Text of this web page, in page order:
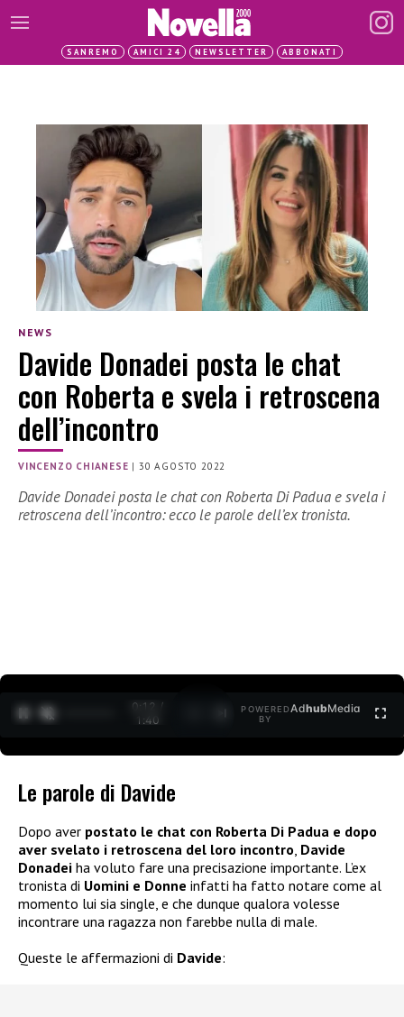
SANREMO AMICI 24 NEWSLETTER ABBONATI
NEWS
Davide Donadei posta le chat
con Roberta e svela i retroscena
dell’incontro
VINCENZO CHIANESE |30 AGOSTO 2022
Davide Donadei posta le chat con Roberta Di Padua e svela i
retroscena dell’incontro: ecco le parole dell’ex tronista.
0:12 /
1:40
POWERED
BY
AdhubMedia
Le parole di Davide
Dopo aver postato le chat con Roberta Di Padua e dopo
aver svelato i retroscena del loro incontro, Davide
Donadei ha voluto fare una precisazione importante. L’ex
tronista di Uomini e Donne infatti ha fatto notare come al
momento lui sia single, e che dunque qualora volesse
incontrare una ragazza non farebbe nulla di male.
Queste le affermazioni di Davide: